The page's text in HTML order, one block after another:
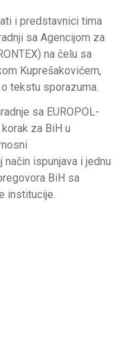
i predstavnici tima
sa Agencijom za
na čelu sa
Kuprešakovićem,
tekstu sporazuma.
sa EUROPOL-
za BiH u
ispunjava i jednu
BiH sa
institucije.